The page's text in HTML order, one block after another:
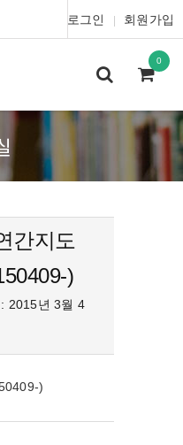
로그인 회원가입
0
간지도
)
2015년 3월 4
)